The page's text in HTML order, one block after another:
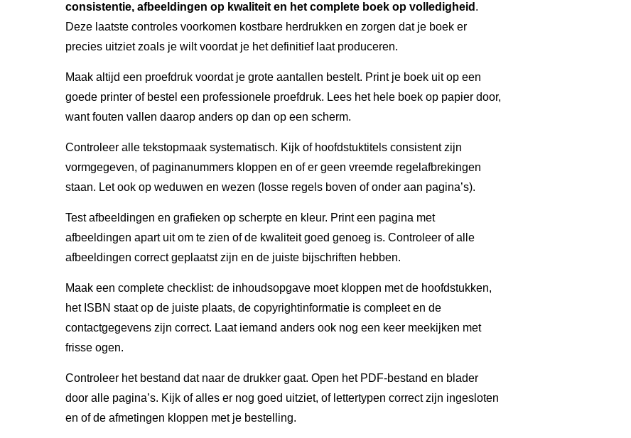
consistentie, afbeeldingen op kwaliteit en het complete boek op volledigheid .
Deze laatste controles voorkomen kostbare herdrukken en zorgen dat je boek er
precies uitziet zoals je wilt voordat je het definitief laat produceren.
Maak altijd een proefdruk voordat je grote aantallen bestelt. Print je boek uit op een
goede printer of bestel een professionele proefdruk. Lees het hele boek op papier door,
want fouten vallen daarop anders op dan op een scherm.
Controleer alle tekstopmaak systematisch. Kijk of hoofdstuktitels consistent zijn
vormgegeven, of paginanummers kloppen en of er geen vreemde regelafbrekingen
staan. Let ook op weduwen en wezen (losse regels boven of onder aan pagina’s).
Test afbeeldingen en grafieken op scherpte en kleur. Print een pagina met
afbeeldingen apart uit om te zien of de kwaliteit goed genoeg is. Controleer of alle
afbeeldingen correct geplaatst zijn en de juiste bijschriften hebben.
Maak een complete checklist: de inhoudsopgave moet kloppen met de hoofdstukken,
het ISBN staat op de juiste plaats, de copyrightinformatie is compleet en de
contactgegevens zijn correct. Laat iemand anders ook nog een keer meekijken met
frisse ogen.
Controleer het bestand dat naar de drukker gaat. Open het PDF-bestand en blader
door alle pagina’s. Kijk of alles er nog goed uitziet, of lettertypen correct zijn ingesloten
en of de afmetingen kloppen met je bestelling.